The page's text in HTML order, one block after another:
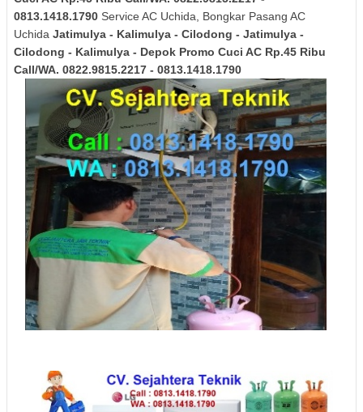
0813.1418.1790 Service AC Uchida, Bongkar Pasang AC
Uchida Jatimulya - Kalimulya - Cilodong - Jatimulya -
Cilodong - Kalimulya - Depok Promo Cuci AC Rp.45 Ribu
Call/WA. 0822.9815.2217 - 0813.1418.1790